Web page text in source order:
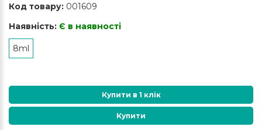
Код товару: 001609
Наявність: Є в наявності
8ml
Купити в 1 клік
Купити